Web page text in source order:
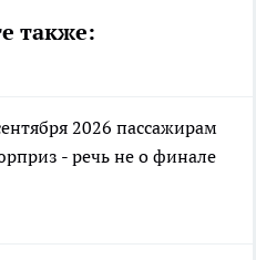
также:
2026 пассажирам
- речь не о финале